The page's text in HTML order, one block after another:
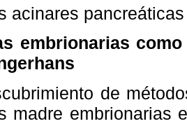
acinares
embrionarias
de
madre embrionarias